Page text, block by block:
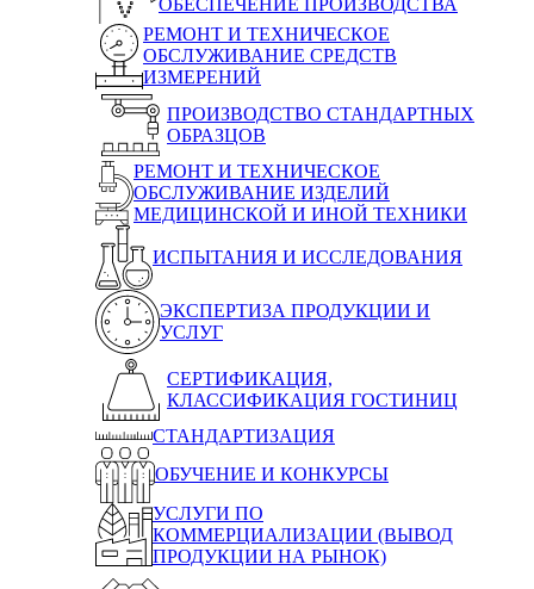
РЕМОНТ И ТЕХНИЧЕСКОЕ
ОБСЛУЖИВАНИЕ СРЕДСТВ
ИЗМЕРЕНИЙ
ПРОИЗВОДСТВО СТАНДАРТНЫХ
ОБРАЗЦОВ
РЕМОНТ И ТЕХНИЧЕСКОЕ
ОБСЛУЖИВАНИЕ ИЗДЕЛИЙ
МЕДИЦИНСКОЙ И ИНОЙ ТЕХНИКИ
ИСПЫТАНИЯ И ИССЛЕДОВАНИЯ
ЭКСПЕРТИЗА ПРОДУКЦИИ И
УСЛУГ
СЕРТИФИКАЦИЯ,
КЛАССИФИКАЦИЯ ГОСТИНИЦ
СТАНДАРТИЗАЦИЯ
ОБУЧЕНИЕ И КОНКУРСЫ
УСЛУГИ ПО
КОММЕРЦИАЛИЗАЦИИ (ВЫВОД
ПРОДУКЦИИ НА РЫНОК)